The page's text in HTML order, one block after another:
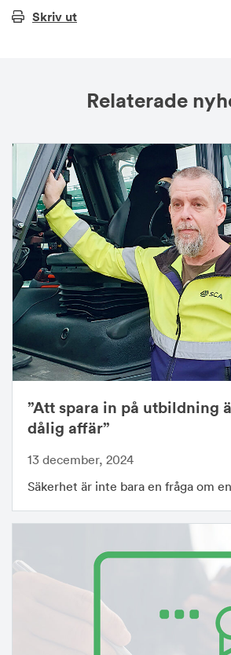
Skriv ut
Relaterade
”Att spara in på utbildning
dålig affär”
13 december, 2024
Säkerhet är inte bara en fråga om